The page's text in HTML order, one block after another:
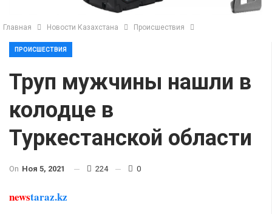
Главная Новости Казахстана Происшествия
ПРОИСШЕСТВИЯ
Труп мужчины нашли в
колодце в
Туркестанской области
On Ноя 5, 2021 224 0
newstaraz.kz